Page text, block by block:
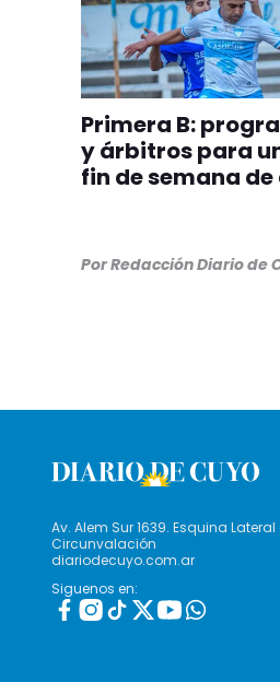
Primera B:
y árbitros para
fin de semana
PorRedacción Diario de
Av. Alem Sur 1639. Esquina Lateral
Circunvalación
diariodecuyo.com.ar
Siguenos en: